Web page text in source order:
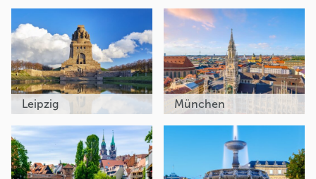
Leipzig München